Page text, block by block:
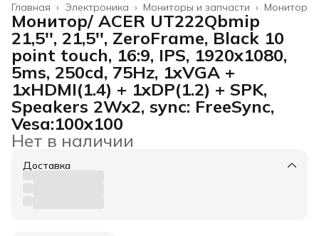
Монитор
Мониторы и запчасти ›
Электроника ›
Главная ›
Монитор/ ACER UT222Qbmip
21,5'', 21,5'', ZeroFrame, Black 10
point touch, 16:9, IPS, 1920x1080,
5ms, 250cd, 75Hz, 1xVGA +
1xHDMI(1.4) + 1xDP(1.2) + SPK,
Speakers 2Wx2, sync: FreeSync,
Vesa:100x100
Нет в наличии
Доставка